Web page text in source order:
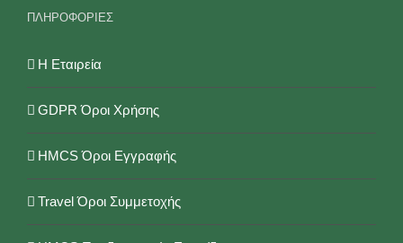
ΠΛΗΡΟΦΟΡΙΕΣ
Η Εταιρεία
GDPR Όροι Χρήσης
HMCS Όροι Εγγραφής
Travel Όροι Συμμετοχής